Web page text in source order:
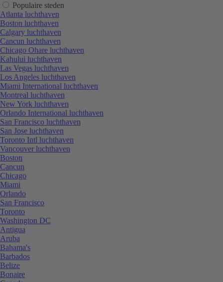
Populaire steden
Atlanta luchthaven
Boston luchthaven
Calgary luchthaven
Cancun luchthaven
Chicago Ohare luchthaven
Kahului luchthaven
Las Vegas luchthaven
Los Angeles luchthaven
Miami International luchthaven
Montreal luchthaven
New York luchthaven
Orlando International luchthaven
San Francisco luchthaven
San Jose luchthaven
Toronto Intl luchthaven
Vancouver luchthaven
Boston
Cancun
Chicago
Miami
Orlando
San Francisco
Toronto
Washington DC
Antigua
Aruba
Bahama's
Barbados
Belize
Bonaire